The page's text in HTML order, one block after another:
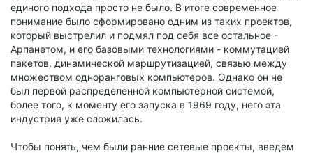
единого подхода просто не было. В итоге современное
понимание было сформировано одним из таких проектов,
который выстрелил и подмял под себя все остальное -
Арпанетом, и его базовыми технологиями - коммутацией
пакетов, динамической маршрутизацией, связью между
множеством одноранговых компьютеров. Однако он не
был первой распределенной компьютерной системой,
более того, к моменту его запуска в 1969 году, него эта
индустрия уже сложилась.
Чтобы понять, чем были ранние сетевые проекты, введем